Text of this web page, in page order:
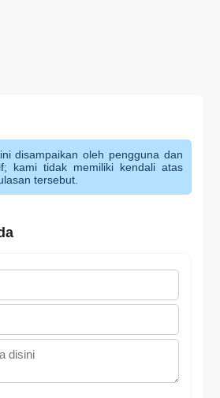
disampaikan oleh pengguna dan
kami tidak memiliki kendali atas
tersebut.